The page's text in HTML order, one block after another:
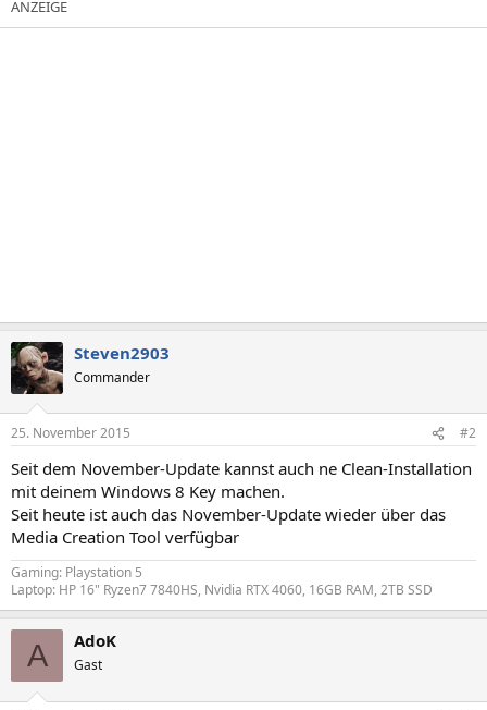
Steven2903
Commander
25. November 2015 #2
Seit dem November-Update kannst auch ne Clean-Installation
mit deinem Windows 8 Key machen.
Seit heute ist auch das November-Update wieder über das
Media Creation Tool verfügbar
Gaming: Playstation 5
Laptop: HP 16" Ryzen7 7840HS, Nvidia RTX 4060, 16GB RAM, 2TB SSD
A AdoK
Gast